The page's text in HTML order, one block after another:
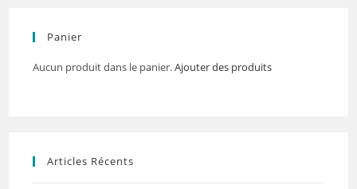
Panier
Aucun produit dans le panier.Ajouter des produits
Articles Récents